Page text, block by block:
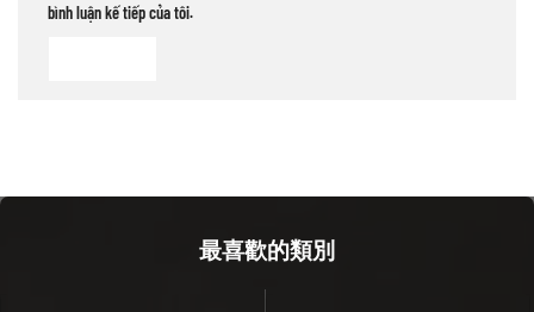
bình luận kế tiếp của tôi.
最喜歡的類別